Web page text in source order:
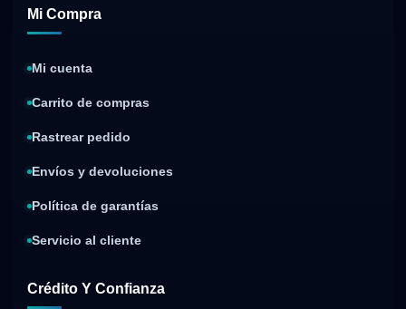
Mi Compra
Mi cuenta
Carrito de compras
Rastrear pedido
Envíos y devoluciones
Política de garantías
Servicio al cliente
Crédito Y Confianza